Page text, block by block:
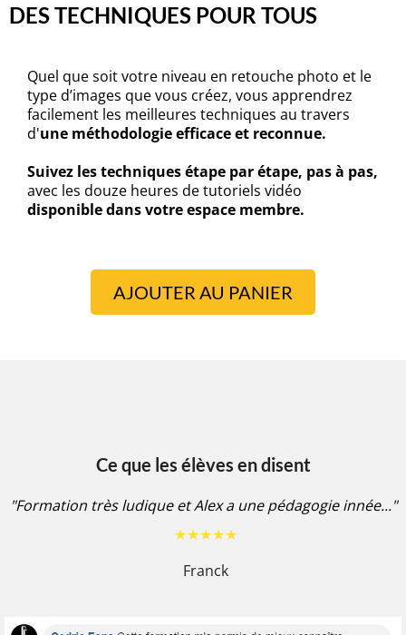
DES TECHNIQUES POUR TOUS
Quel que soit votre niveau en retouche photo et le
type d’images que vous créez, vous apprendrez
facilement les meilleures techniques au travers
d'une méthodologie efficace et reconnue.
Suivez les techniques étape par étape, pas à pas,
avec les douze heures de tutoriels vidéo
disponible dans votre espace membre.
AJOUTER AU PANIER
Ce que les élèves en disent
"Formation très ludique et Alex a une pédagogie innée..."
★★★★★
Franck